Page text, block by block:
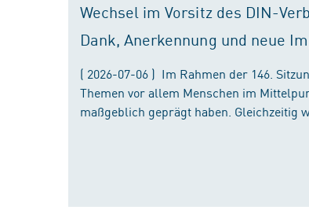
Wechsel im Vorsitz des DIN-
Dank, Anerkennung und neue
( 2026-07-06 ) Im Rahmen der 146.
Themen vor allem Menschen im
maßgeblich geprägt haben. Gleichzeitig